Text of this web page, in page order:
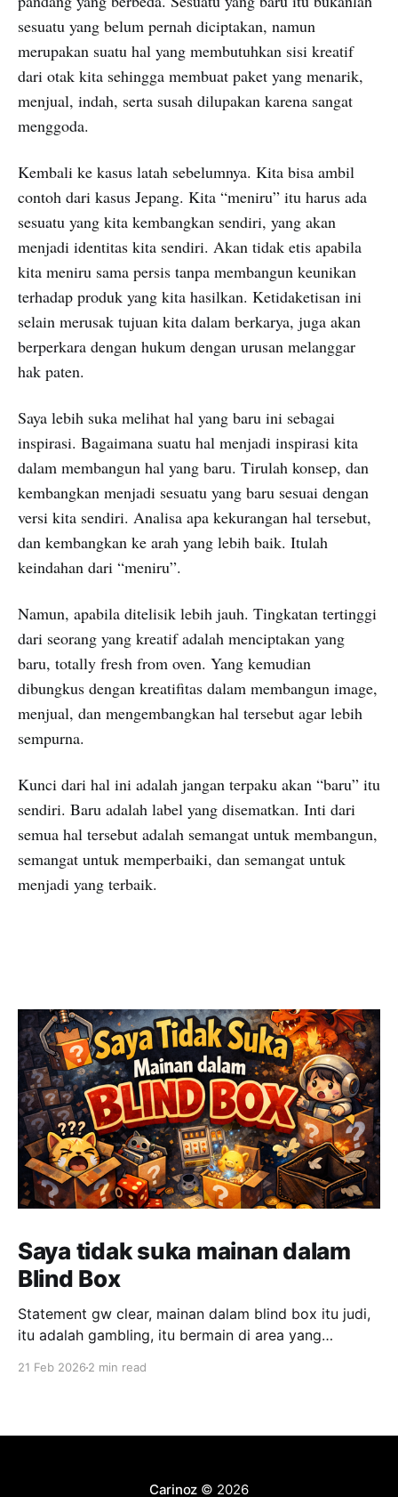
sesuatu yang belum pernah diciptakan, namun
merupakan suatu hal yang membutuhkan sisi kreatif
dari otak kita sehingga membuat paket yang menarik,
menjual, indah, serta susah dilupakan karena sangat
menggoda.
Kembali ke kasus latah sebelumnya. Kita bisa ambil
contoh dari kasus Jepang. Kita “meniru” itu harus ada
sesuatu yang kita kembangkan sendiri, yang akan
menjadi identitas kita sendiri. Akan tidak etis apabila
kita meniru sama persis tanpa membangun keunikan
terhadap produk yang kita hasilkan. Ketidaketisan ini
selain merusak tujuan kita dalam berkarya, juga akan
berperkara dengan hukum dengan urusan melanggar
hak paten.
Saya lebih suka melihat hal yang baru ini sebagai
inspirasi. Bagaimana suatu hal menjadi inspirasi kita
dalam membangun hal yang baru. Tirulah konsep, dan
kembangkan menjadi sesuatu yang baru sesuai dengan
versi kita sendiri. Analisa apa kekurangan hal tersebut,
dan kembangkan ke arah yang lebih baik. Itulah
keindahan dari “meniru”.
Namun, apabila ditelisik lebih jauh. Tingkatan tertinggi
dari seorang yang kreatif adalah menciptakan yang
baru, totally fresh from oven. Yang kemudian
dibungkus dengan kreatifitas dalam membangun image,
menjual, dan mengembangkan hal tersebut agar lebih
sempurna.
Kunci dari hal ini adalah jangan terpaku akan “baru” itu
sendiri. Baru adalah label yang disematkan. Inti dari
semua hal tersebut adalah semangat untuk membangun,
semangat untuk memperbaiki, dan semangat untuk
menjadi yang terbaik.
Saya tidak suka mainan dalam
Blind Box
Statement gw clear, mainan dalam blind box itu judi,
itu adalah gambling, itu bermain di area yang
21 Feb 2026 2 min read
Carinoz © 2026